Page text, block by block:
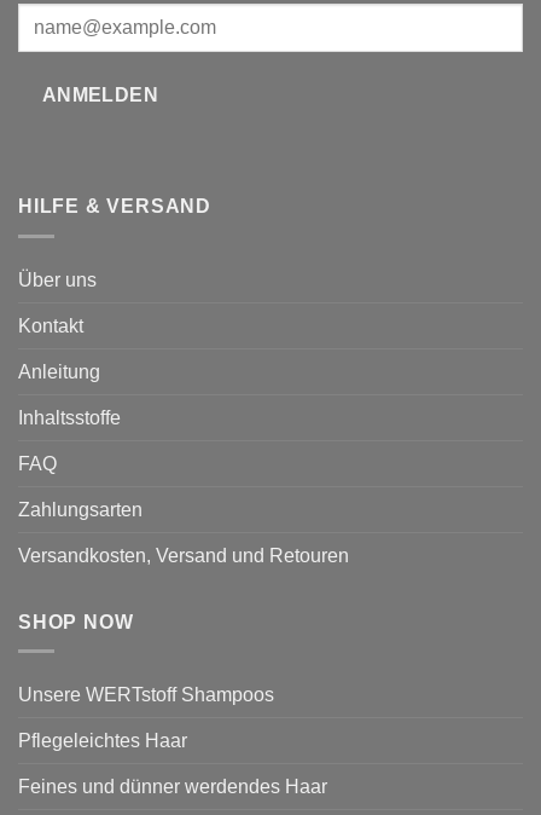
ANMELDEN
HILFE & VERSAND
Über uns
Kontakt
Anleitung
Inhaltsstoffe
FAQ
Zahlungsarten
Versandkosten, Versand und Retouren
SHOP NOW
Unsere WERTstoff Shampoos
Pflegeleichtes Haar
Feines und dünner werdendes Haar